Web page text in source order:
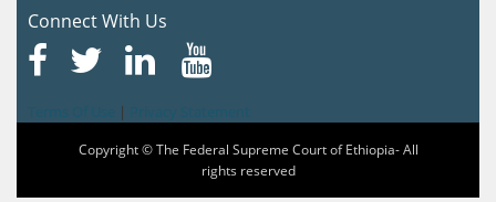
Connect With Us
|
Copyright © The Federal Supreme Court of Ethiopia- All
rights reserved